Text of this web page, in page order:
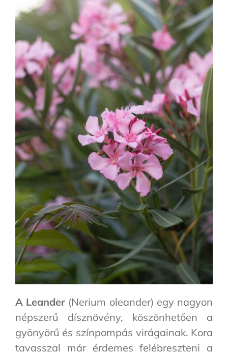
Kapcsolat
A Leander (Nerium oleander) egy nagyon
népszerű dísznövény, köszönhetően a
gyönyörű és színpompás virágainak. Kora
tavasszal már érdemes felébreszteni a